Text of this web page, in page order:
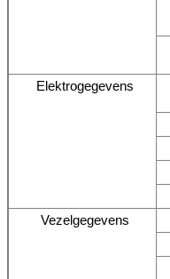
Elektrogegevens
Vezelgegevens